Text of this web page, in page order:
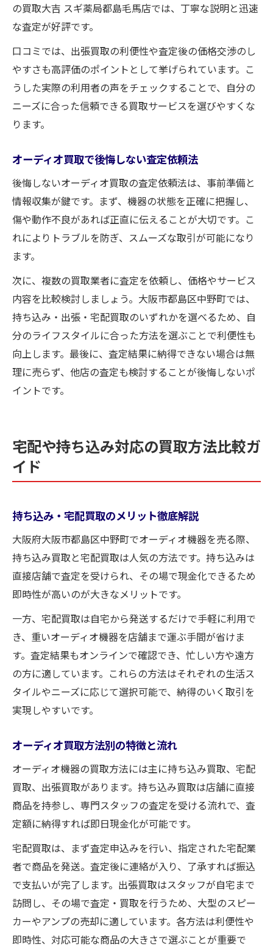
の買取大吉 スギ薬局都島毛馬店では、丁寧な説明と迅速
な査定が好評です。
口コミでは、出張買取の利便性や査定後の価格交渉のし
やすさも高評価のポイントとして挙げられています。こ
うした実際の利用者の声をチェックすることで、自分の
ニーズに合った信頼できる買取サービスを選びやすくな
ります。
オーディオ買取で後悔しない査定依頼法
後悔しないオーディオ買取の査定依頼法は、事前準備と
情報収集が鍵です。まず、機器の状態を正確に把握し、
傷や動作不良があれば正直に伝えることが大切です。こ
れによりトラブルを防ぎ、スムーズな取引が可能になり
ます。
次に、複数の買取業者に査定を依頼し、価格やサービス
内容を比較検討しましょう。大阪市都島区中野町では、
持ち込み・出張・宅配買取のいずれかを選べるため、自
分のライフスタイルに合った方法を選ぶことで利便性も
向上します。最後に、査定結果に納得できない場合は無
理に売らず、他店の査定も検討することが後悔しないポ
イントです。
宅配や持ち込み対応の買取方法比較ガ
イド
持ち込み・宅配買取のメリット徹底解説
大阪府大阪市都島区中野町でオーディオ機器を売る際、
持ち込み買取と宅配買取は人気の方法です。持ち込みは
直接店舗で査定を受けられ、その場で現金化できるため
即時性が高いのが大きなメリットです。
一方、宅配買取は自宅から発送するだけで手軽に利用で
き、重いオーディオ機器を店舗まで運ぶ手間が省けま
す。査定結果もオンラインで確認でき、忙しい方や遠方
の方に適しています。これらの方法はそれぞれの生活ス
タイルやニーズに応じて選択可能で、納得のいく取引を
実現しやすいです。
オーディオ買取方法別の特徴と流れ
オーディオ機器の買取方法には主に持ち込み買取、宅配
買取、出張買取があります。持ち込み買取は店舗に直接
商品を持参し、専門スタッフの査定を受ける流れで、査
定額に納得すれば即日現金化が可能です。
宅配買取は、まず査定申込みを行い、指定された宅配業
者で商品を発送。査定後に連絡が入り、了承すれば振込
で支払いが完了します。出張買取はスタッフが自宅まで
訪問し、その場で査定・買取を行うため、大型のスピー
カーやアンプの売却に適しています。各方法は利便性や
即時性、対応可能な商品の大きさで選ぶことが重要で